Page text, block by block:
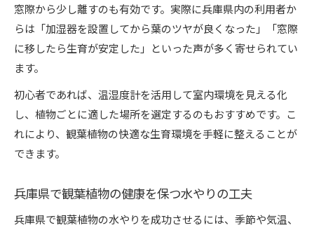
窓際から少し離すのも有効です。実際に兵庫県内の利用者か
らは「加湿器を設置してから葉のツヤが良くなった」「窓際
に移したら生育が安定した」といった声が多く寄せられてい
ます。
初心者であれば、温湿度計を活用して室内環境を見える化
し、植物ごとに適した場所を選定するのもおすすめです。こ
れにより、観葉植物の快適な生育環境を手軽に整えることが
できます。
兵庫県で観葉植物の健康を保つ水やりの工夫
兵庫県で観葉植物の水やりを成功させるには、季節や気温、